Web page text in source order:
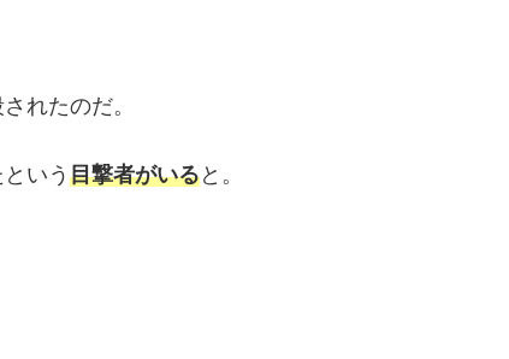
れたのだ。
いう 目撃者がいると。